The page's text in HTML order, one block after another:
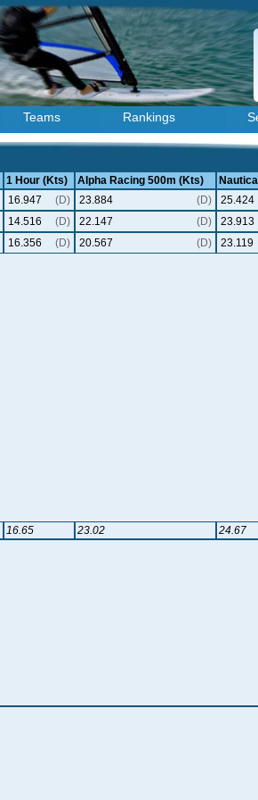
Teams Rankings
1 Hour (Kts) Alpha Racing 500m (Kts)
16.947 (D) 23.884 (D) 25.424
14.516 (D) 22.147 (D) 23.913
16.356 (D) 20.567 (D) 23.119
16.65 23.02 24.67